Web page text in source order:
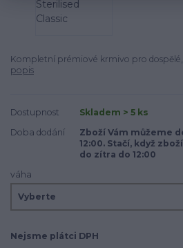
Kompletní prémiové krmivo pro
popis
Dostupnost
Skladem > 5 ks
Doba dodání
Zboží Vám můžeme
12:00. Stačí, když
do zítra do 12:00
váha
Nejsme plátci DPH